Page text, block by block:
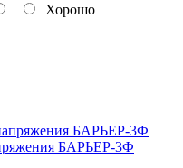
Хорошо
БАРЬЕР-3Ф